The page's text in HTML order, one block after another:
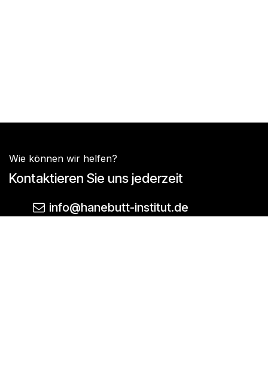
Wie können wir helfen?
Kontaktieren Sie uns jederzeit
info@hanebutt-institut.de